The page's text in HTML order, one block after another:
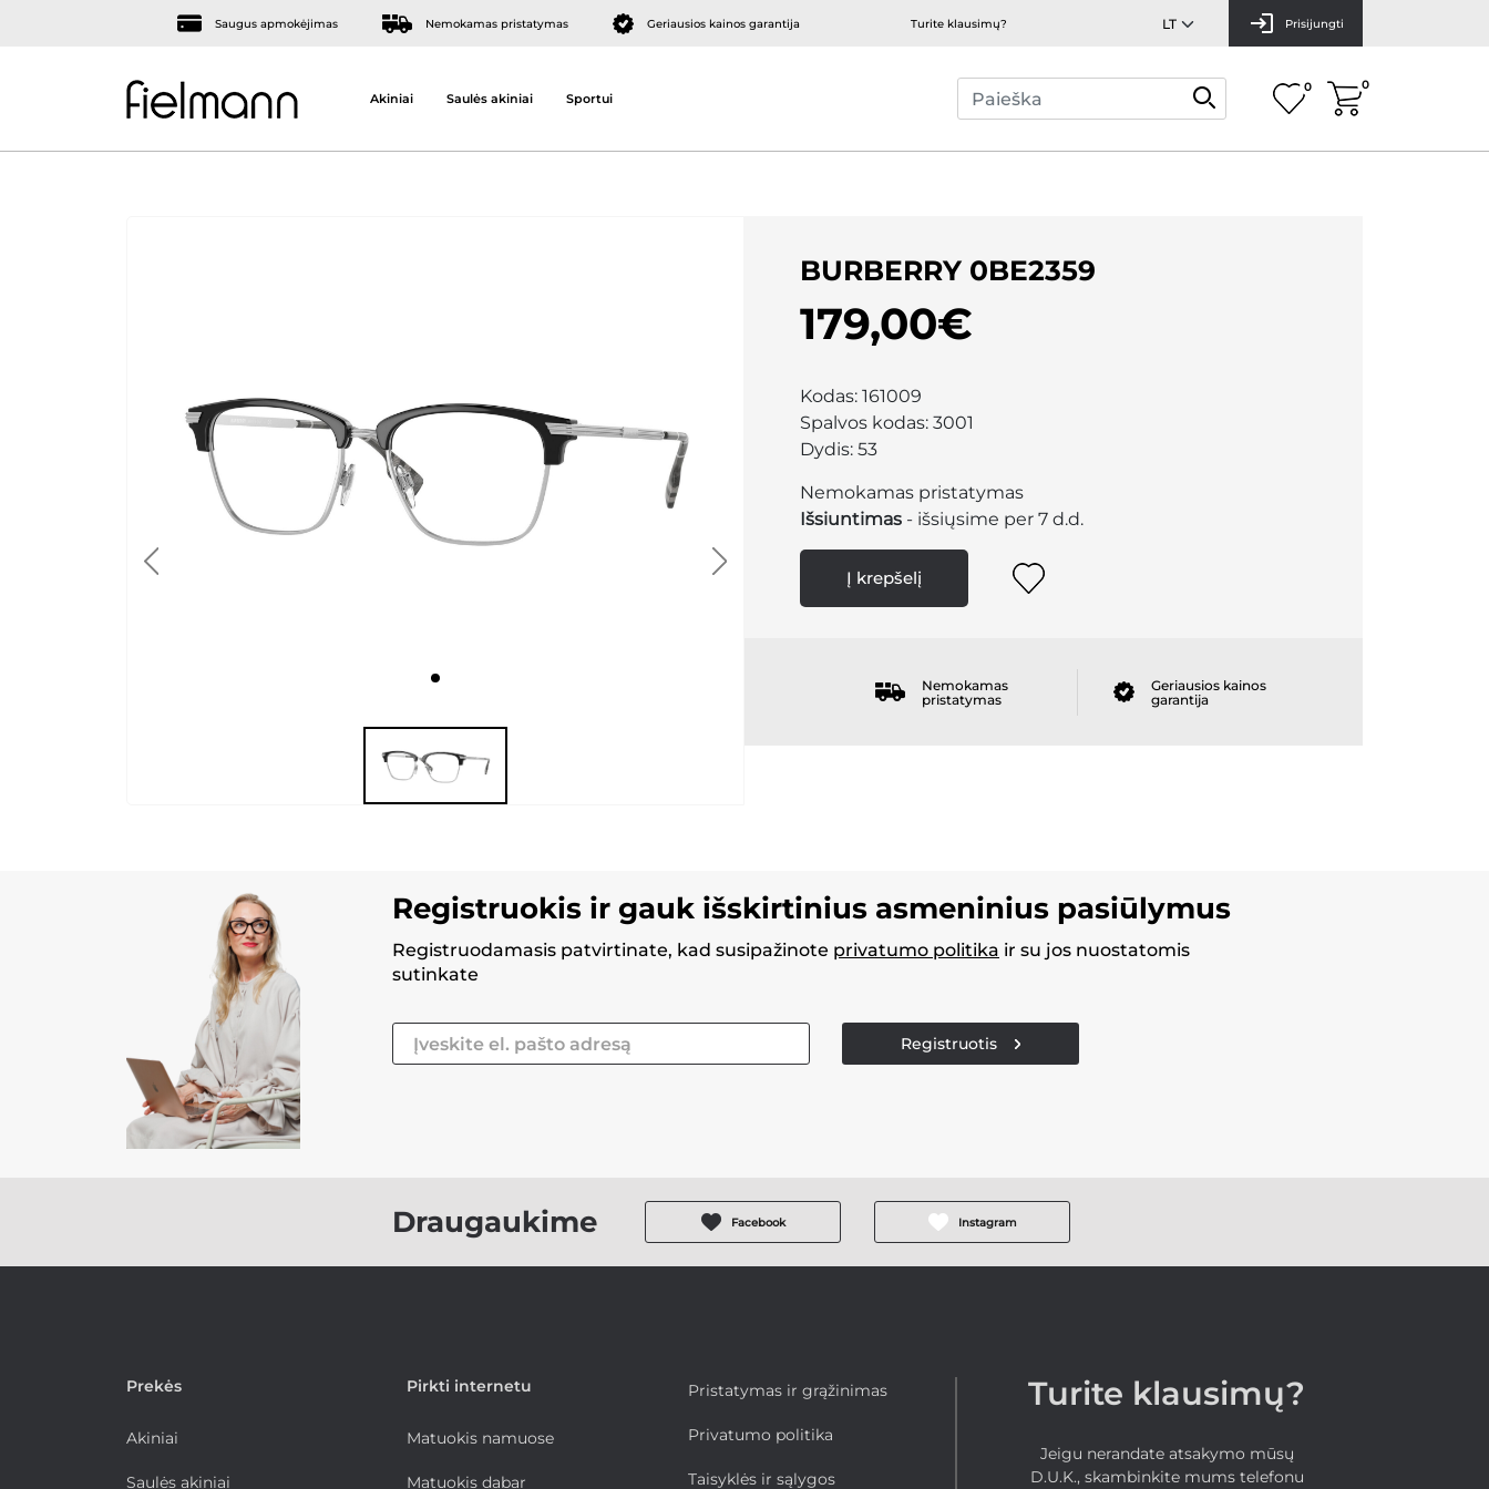
Saugus apmokėjimas Nemokamas pristatymas Geriausios kainos garantija Turite klausimų? Prisijungti
Akiniai Saulės akiniai Sportui
0 0
BURBERRY 0BE2359
179,00€
Kodas: 161009
Spalvos kodas: 3001
Dydis: 53
Nemokamas pristatymas
Išsiuntimas - išsiųsime per 7 d.d.
Į krepšelį
Nemokamas
pristatymas
Geriausios kainos
garantija
Registruokis ir gauk išskirtinius asmeninius pasiūlymus
Registruodamasis patvirtinate, kad susipažinote privatumo politika ir su jos nuostatomis
sutinkate
Registruotis
Draugaukime Facebook Instagram
Prekės
Akiniai
Saulės akiniai
Pirkti internetu
Matuokis namuose
Matuokis dabar
Pristatymas ir grąžinimas
Privatumo politika
Taisyklės ir sąlygos
Turite klausimų?
Jeigu nerandate atsakymo mūsų
D.U.K., skambinkite mums telefonu